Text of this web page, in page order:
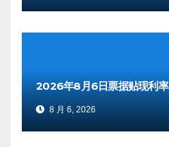
2026年8月6日票据贴现利率
8 月 6, 2026